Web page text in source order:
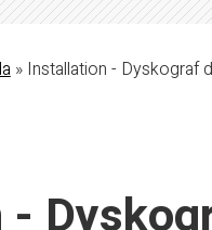
» Installation - Dyskograf